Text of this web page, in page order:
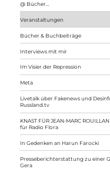
@ Bücher…
Veranstaltungen
Bücher & Buchbeiträge
Interviews mit mir
Im Visier der Repression
Meta
Livetalk über Fakenews und
Russland.tv
KNAST FÜR JEAN-MARC
für Radio Flora
In Gedenken an Harun Farocki
Presseberichterstattung zu einer
Gera